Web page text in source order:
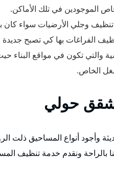
الموجودين في تلك الأماكن.
وجلي الأرضيات سواء كان
الفراغات بها كي تصبح جديدة
والتي تكون في مواقع البناء
الخاص.
حولي
وأجود أنواع المساحيق ذلت
بالراحة ونقدم خدمة تنظيف